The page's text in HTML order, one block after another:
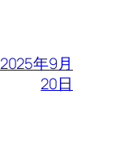
2025年9月
20日